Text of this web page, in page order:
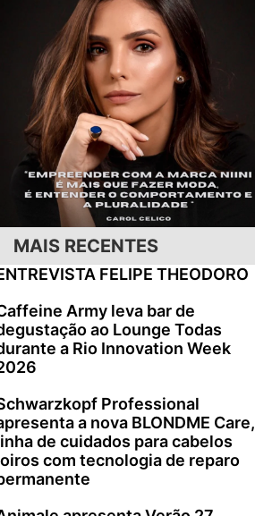
MAIS RECENTES
FELIPE THEODORO
Army leva bar de
ao Lounge Todas
a Rio Innovation Week
Professional
a nova BLONDME Care,
de cuidados para cabelos
com tecnologia de reparo